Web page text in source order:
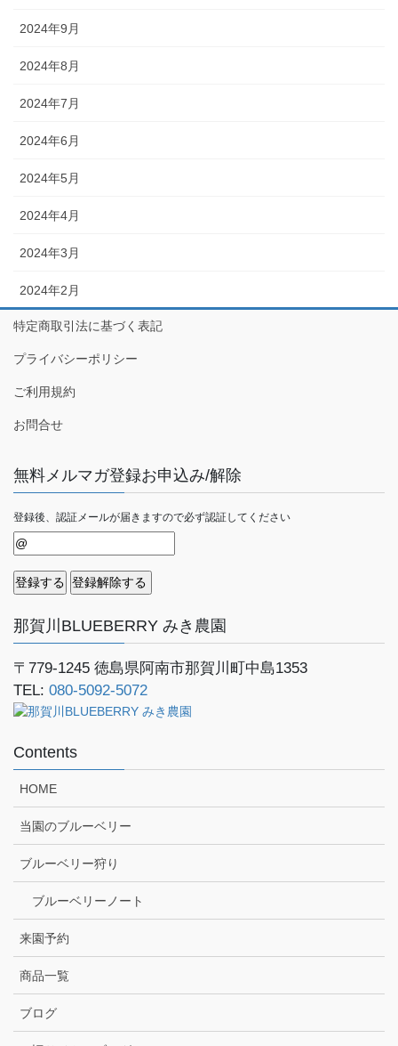
2024年9月
2024年8月
2024年7月
2024年6月
2024年5月
2024年4月
2024年3月
2024年2月
特定商取引法に基づく表記
プライバシーポリシー
ご利用規約
お問合せ
無料メルマガ登録お申込み/解除
登録後、認証メールが届きますので必ず認証してください
那賀川BLUEBERRY みき農園
〒779-1245 徳島県阿南市那賀川町中島1353
TEL: 080-5092-5072
Contents
HOME
当園のブルーベリー
ブルーベリー狩り
ブルーベリーノート
来園予約
商品一覧
ブログ